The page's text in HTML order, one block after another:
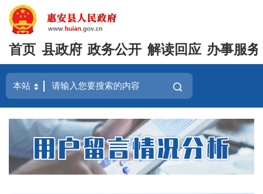
首页 县政府 政务公开 解读回应 办事服务